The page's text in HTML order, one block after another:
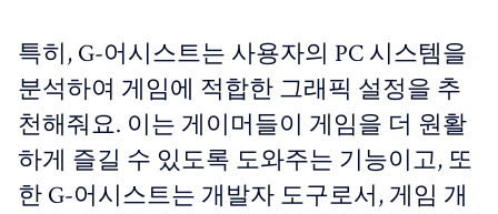
특히, G-어시스트는 사용자의 PC 시스템을
분석하여 게임에 적합한 그래픽 설정을 추
천해줘요. 이는 게이머들이 게임을 더 원활
하게 즐길 수 있도록 도와주는 기능이고, 또
한 G-어시스트는 개발자 도구로서, 게임 개